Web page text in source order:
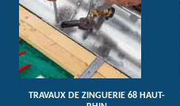
TRAVAUX DE ZINGUERIE 68 HAUT-